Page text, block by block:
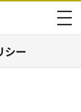
シー